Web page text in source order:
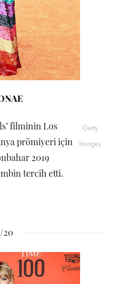
filminin Los
prömiyeri için
2019
tercih etti.
Getty
Images
20